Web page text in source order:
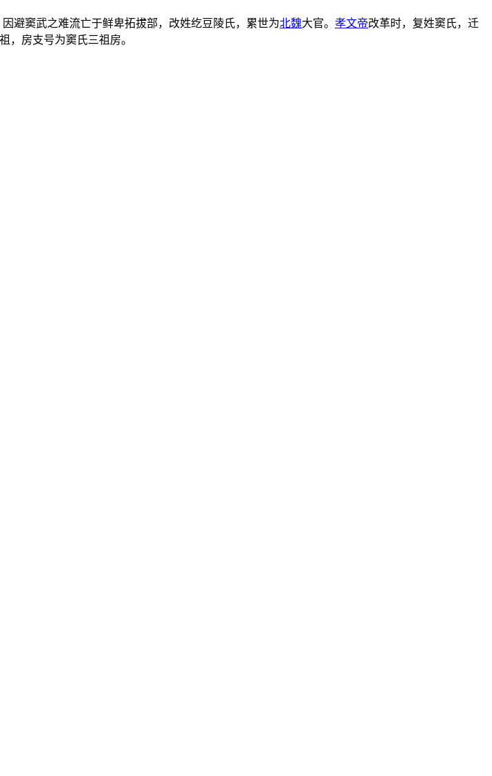
避窦武之难流亡于鲜卑拓拔部，改姓纥豆陵氏，累世为北魏大官。 孝文帝改革时，复姓窦氏，迁
，房支号为窦氏三祖房。